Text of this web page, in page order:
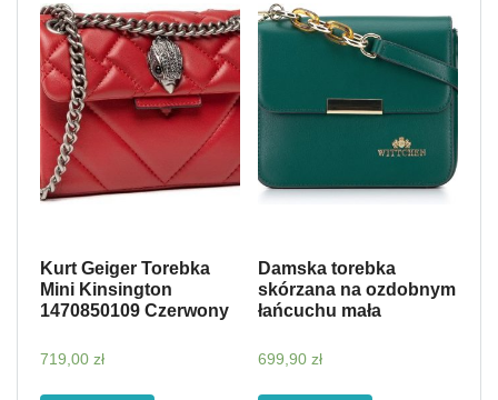
Kurt Geiger Torebka
Mini Kinsington
1470850109 Czerwony
719,00 zł
Damska torebka
skórzana na ozdobnym
łańcuchu mała
699,90 zł